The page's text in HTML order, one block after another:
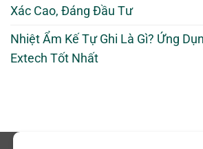
Xác Cao, Đáng Đầu Tư
Nhiệt Ẩm Kế Tự Ghi Là Gì? Ứng
Extech Tốt Nhất